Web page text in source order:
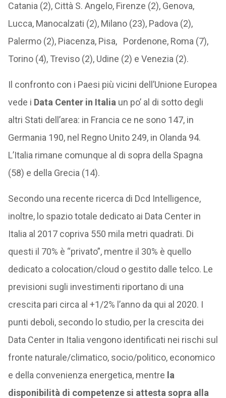
Catania (2), Città S. Angelo, Firenze (2), Genova,
Lucca, Manocalzati (2), Milano (23), Padova (2),
Palermo (2), Piacenza, Pisa, Pordenone, Roma (7),
Torino (4), Treviso (2), Udine (2) e Venezia (2).
Il confronto con i Paesi più vicini dell’Unione Europea
vede i Data Center in Italia un po’ al di sotto degli
altri Stati dell’area: in Francia ce ne sono 147, in
Germania 190, nel Regno Unito 249, in Olanda 94.
L’Italia rimane comunque al di sopra della Spagna
(58) e della Grecia (14).
Secondo una recente ricerca di Dcd Intelligence,
inoltre, lo spazio totale dedicato ai Data Center in
Italia al 2017 copriva 550 mila metri quadrati. Di
questi il 70% è “privato”, mentre il 30% è quello
dedicato a colocation/cloud o gestito dalle telco. Le
previsioni sugli investimenti riportano di una
crescita pari circa al +1/2% l’anno da qui al 2020. I
punti deboli, secondo lo studio, per la crescita dei
Data Center in Italia vengono identificati nei rischi sul
fronte naturale/climatico, socio/politico, economico
e della convenienza energetica, mentre la
disponibilità di competenze si attesta sopra alla